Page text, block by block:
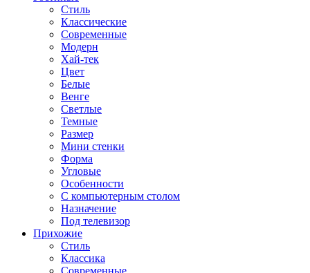
Стиль
Классические
Современные
Модерн
Хай-тек
Цвет
Белые
Венге
Светлые
Темные
Размер
Мини стенки
Форма
Угловые
Особенности
С компьютерным столом
Назначение
Под телевизор
Прихожие
Стиль
Классика
Современные